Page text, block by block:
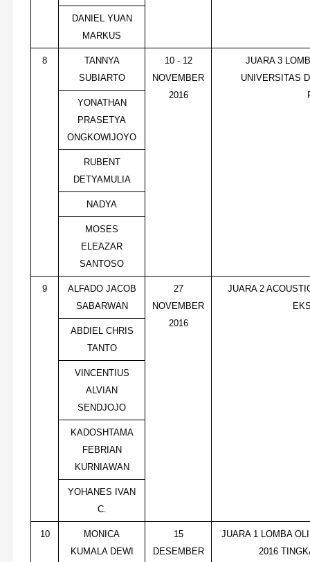
DANIEL YUAN
MARKUS
8
TANNYA
SUBIARTO
10 - 12
NOVEMBER
2016
JUARA 3
UNIVERSITAS
YONATHAN
PRASETYA
ONGKOWIJOYO
RUBENT
DETYAMULIA
NADYA
MOSES
ELEAZAR
SANTOSO
9
ALFADO JACOB
SABARWAN
27
NOVEMBER
2016
JUARA 2
ABDIEL CHRIS
TANTO
VINCENTIUS
ALVIAN
SENDJOJO
KADOSHTAMA
FEBRIAN
KURNIAWAN
YOHANES IVAN
C.
10
MONICA
KUMALA DEWI
15
DESEMBER
JUARA 1 LOMBA
2016